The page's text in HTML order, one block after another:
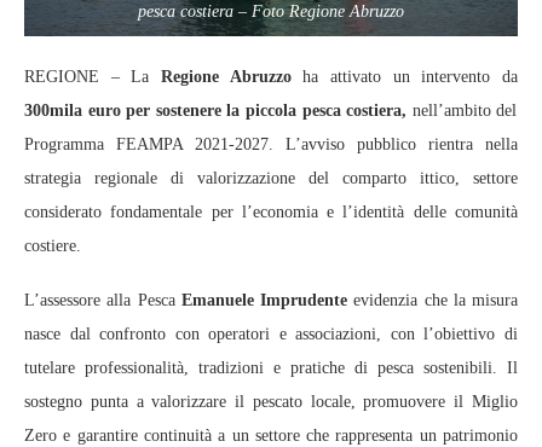
pesca costiera – Foto Regione Abruzzo
REGIONE – La Regione Abruzzoha attivato un intervento da
300mila euro per sostenere la piccola pesca costiera, nell’ambito del
Programma FEAMPA 2021‑2027. L’avviso pubblico rientra nella
strategia regionale di valorizzazione del comparto ittico, settore
considerato fondamentale per l’economia e l’identità delle comunità
costiere.
L’assessore alla Pesca Emanuele Imprudente evidenzia che la misura
nasce dal confronto con operatori e associazioni, con l’obiettivo di
tutelare professionalità, tradizioni e pratiche di pesca sostenibili. Il
sostegno punta a valorizzare il pescato locale, promuovere il Miglio
Zero e garantire continuità a un settore che rappresenta un patrimonio